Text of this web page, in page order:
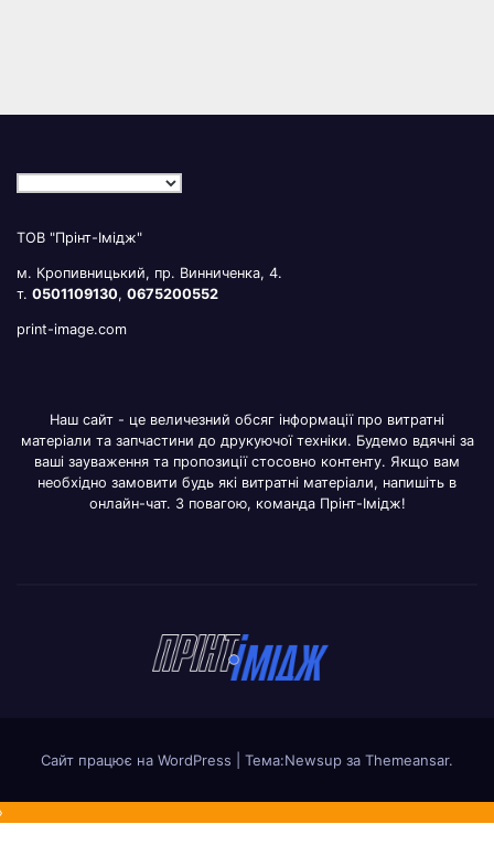
ТОВ "Прінт-Імідж"
м. Кропивницький, пр. Винниченка, 4.
т. 0501109130, 0675200552
print-image.com
Наш сайт - це величезний обсяг інформації про витратні
матеріали та запчастини до друкуючої техніки. Будемо вдячні за
ваші зауваження та пропозиції стосовно контенту. Якщо вам
необхідно замовити будь які витратні матеріали, напишіть в
онлайн-чат. З повагою, команда Прінт-Імідж!
Сайт працює на WordPress Тема:Newsup за Themeansar.